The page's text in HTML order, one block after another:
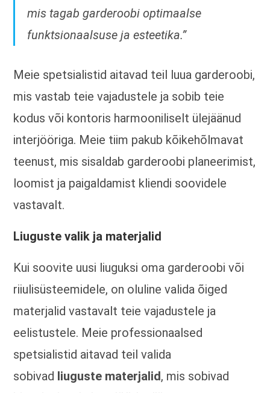
mis tagab garderoobi optimaalse
funktsionaalsuse ja esteetika.”
Meie spetsialistid aitavad teil luua garderoobi,
mis vastab teie vajadustele ja sobib teie
kodus või kontoris harmooniliselt ülejäänud
interjööriga. Meie tiim pakub kõikehõlmavat
teenust, mis sisaldab garderoobi planeerimist,
loomist ja paigaldamist kliendi soovidele
vastavalt.
Liuguste valik ja materjalid
Kui soovite uusi liuguksi oma garderoobi või
riiulisüsteemidele, on oluline valida õiged
materjalid vastavalt teie vajadustele ja
eelistustele. Meie professionaalsed
spetsialistid aitavad teil valida
sobivad liuguste materjalid, mis sobivad